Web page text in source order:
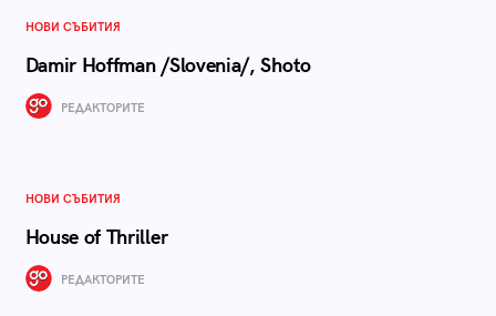
НОВИ СЪБИТИЯ
Damir Hoffman /Slovenia/, Shoto
РЕДАКТОРИТЕ
НОВИ СЪБИТИЯ
House of Thriller
РЕДАКТОРИТЕ